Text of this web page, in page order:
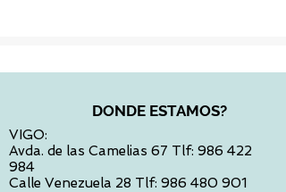
DONDE ESTAMOS?
VIGO:
Avda. de las Camelias 67 Tlf: 986 422
984
Calle Venezuela 28 Tlf: 986 480 901